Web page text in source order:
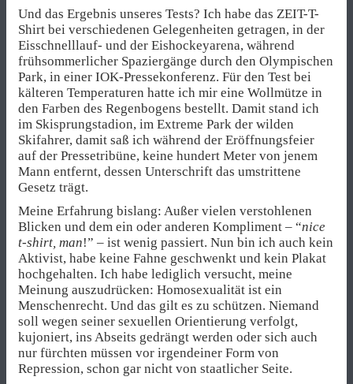
Und das Ergebnis unseres Tests? Ich habe das ZEIT-T-
Shirt bei verschiedenen Gelegenheiten getragen, in der
Eisschnelllauf- und der Eishockeyarena, während
frühsommerlicher Spaziergänge durch den Olympischen
Park, in einer IOK-Pressekonferenz. Für den Test bei
kälteren Temperaturen hatte ich mir eine Wollmütze in
den Farben des Regenbogens bestellt. Damit stand ich
im Skisprungstadion, im Extreme Park der wilden
Skifahrer, damit saß ich während der Eröffnungsfeier
auf der Pressetribüne, keine hundert Meter von jenem
Mann entfernt, dessen Unterschrift das umstrittene
Gesetz trägt.
Meine Erfahrung bislang: Außer vielen verstohlenen
Blicken und dem ein oder anderen Kompliment – “nice
t-shirt, man!” – ist wenig passiert. Nun bin ich auch kein
Aktivist, habe keine Fahne geschwenkt und kein Plakat
hochgehalten. Ich habe lediglich versucht, meine
Meinung auszudrücken: Homosexualität ist ein
Menschenrecht. Und das gilt es zu schützen. Niemand
soll wegen seiner sexuellen Orientierung verfolgt,
kujoniert, ins Abseits gedrängt werden oder sich auch
nur fürchten müssen vor irgendeiner Form von
Repression, schon gar nicht von staatlicher Seite.